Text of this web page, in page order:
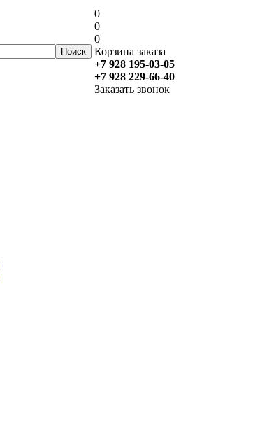
0
0
0
Корзина заказа
+7 928 195-03-05
+7 928 229-66-40
Заказать звонок